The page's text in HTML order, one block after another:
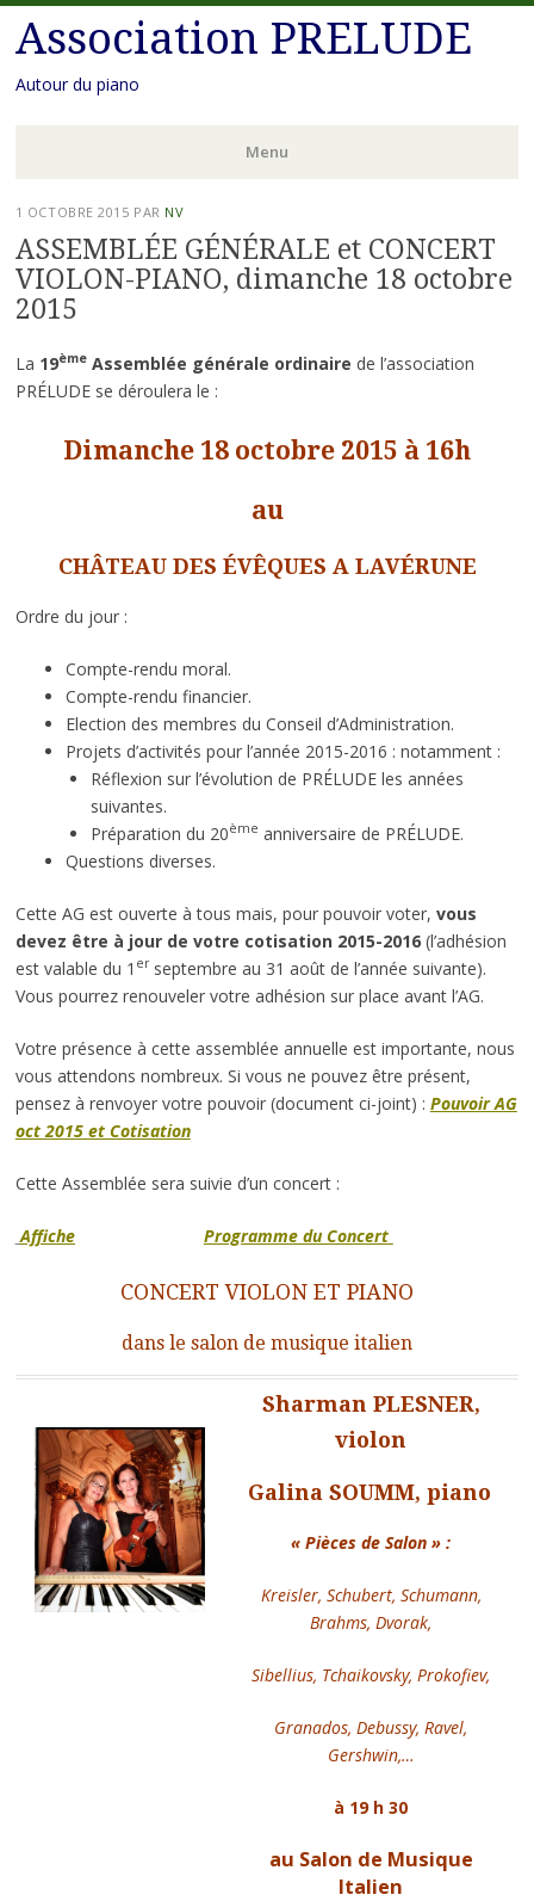
Association PRELUDE
Autour du piano
Menu
Aller
au
contenu
principal
1 OCTOBRE 2015 PAR NV
ASSEMBLÉE GÉNÉRALE et CONCERT
VIOLON-PIANO, dimanche 18 octobre
2015
La 19èmeAssemblée générale ordinaire de l’association
PRÉLUDE se déroulera le :
Dimanche 18 octobre 2015 à 16h
au
CHÂTEAU DES ÉVÊQUES A LAVÉRUNE
Ordre du jour :
Compte-rendu moral.
Compte-rendu financier.
Election des membres du Conseil d’Administration.
Projets d’activités pour l’année 2015-2016 : notamment :
Réflexion sur l’évolution de PRÉLUDE les années
suivantes.
Préparation du 20ème anniversaire de PRÉLUDE.
Questions diverses.
Cette AG est ouverte à tous mais, pour pouvoir voter, vous
devez être à jour de votre cotisation 2015-2016(l’adhésion
est valable du 1 erseptembre au 31 août de l’année suivante).
Vous pourrez renouveler votre adhésion sur place avant l’AG.
Votre présence à cette assemblée annuelle est importante, nous
vous attendons nombreux. Si vous ne pouvez être présent,
pensez à renvoyer votre pouvoir (document ci-joint) : Pouvoir AG
oct 2015 et Cotisation
Cette Assemblée sera suivie d’un concert :
Affiche Programme du Concert
CONCERT VIOLON ET PIANO
dans le salon de musique italien
Sharman PLESNER,
violon
Galina SOUMM, piano
« Pièces de Salon » :
Kreisler, Schubert, Schumann,
Brahms, Dvorak,
Sibellius, Tchaikovsky, Prokofiev,
Granados, Debussy, Ravel,
Gershwin,…
à 19 h 30
au Salon de Musique
Italien